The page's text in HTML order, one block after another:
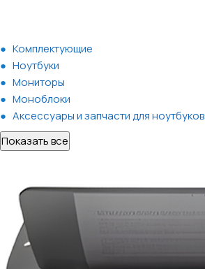
Комплектующие
Ноутбуки
Мониторы
Моноблоки
Аксессуары и запчасти для ноутбуков
Показать все